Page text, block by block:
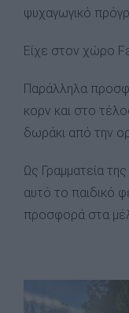
ψυχαγωγικό
Είχε στον χώρο
Παράλληλα
κορν και στο
δωράκι από την
Ως Γραμματεία
αυτό το παιδικό
προσφορά στα